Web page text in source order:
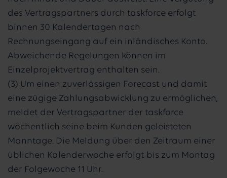
des Vertragspartners durch taskforce erfolgt
binnen 30 Kalendertagen nach
Rechnungseingang auf ein inländisches Konto.
Abweichende Regelungen können im
Einzelprojektvertrag enthalten sein.
(3) Um einen zuverlässigen Forecast und damit
eine zügige Zahlungsabwicklung zu ermöglichen,
meldet der Vertragspartner der taskforce
wöchentlich seine beim Kunden geleisteten
Manntage. Die Meldung über den Zeitraum einer
üblichen Kalenderwoche erfolgt bis zum Montag
der Folgewoche 11 Uhr.